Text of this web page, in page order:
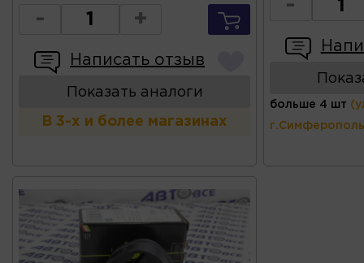
- +
Написать отзыв
Показать аналоги
В 3-х и более магазинах
-
больше 4 шт